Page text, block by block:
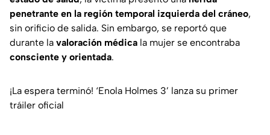
penetrante en la región temporal izquierda del cráneo,
sin orificio de salida. Sin embargo, se reportó que
durante la valoración médica la mujer se encontraba
consciente y orientada.
¡La espera terminó! ‘Enola Holmes 3’ lanza su primer
tráiler oficial